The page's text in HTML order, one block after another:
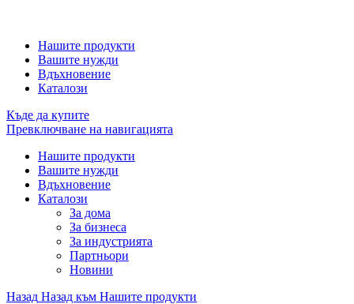
Нашите продукти
Вашите нужди
Вдъхновение
Каталози
Къде да купите
Превключване на навигацията
Нашите продукти
Вашите нужди
Вдъхновение
Каталози
За дома
За бизнеса
За индустрията
Партньори
Новини
Назад Назад към Нашите продукти